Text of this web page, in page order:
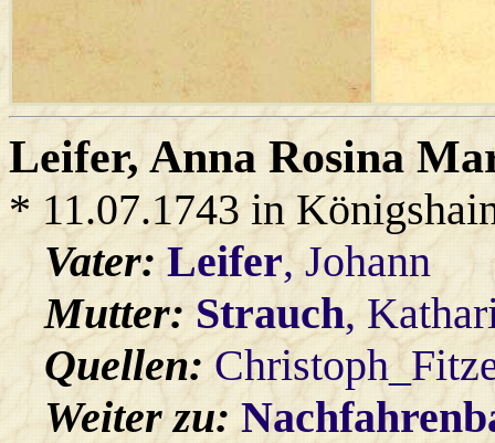
Leifer, Anna Rosina
* 11.07.1743 in
Vater:Leifer, Johann
Mutter: Strauch,
Quellen:
Weiter zu: